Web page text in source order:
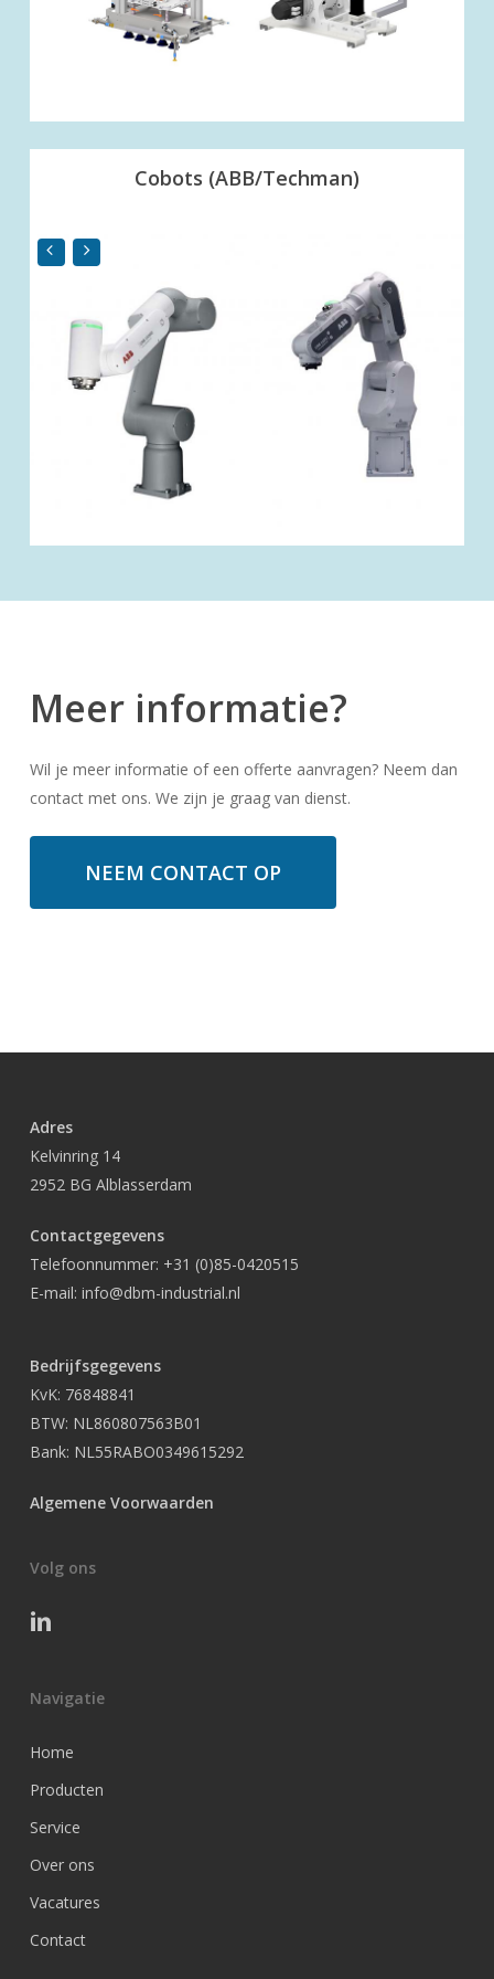
Cobots (ABB/Techman)
Meer informatie?
Wil je meer informatie of een offerte aanvragen? Neem dan
contact met ons. We zijn je graag van dienst.
NEEM CONTACT OP
Adres
Kelvinring 14
2952 BG Alblasserdam
Contactgegevens
Telefoonnummer: +31 (0)85-0420515
E-mail: info@dbm-industrial.nl
Bedrijfsgegevens
KvK: 76848841
BTW: NL860807563B01
Bank: NL55RABO0349615292
Algemene Voorwaarden
Volg ons
Navigatie
Home
Producten
Service
Over ons
Vacatures
Contact